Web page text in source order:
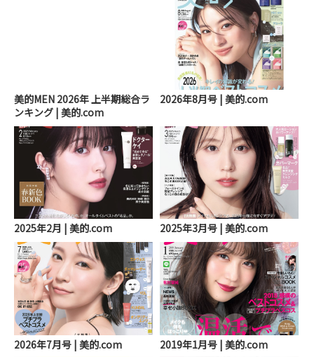
美的MEN 2026年 上半期総合ラ
ンキング | 美的.com
2026年8月号 | 美的.com
2025年2月 | 美的.com 2025年3月号 | 美的.com
2026年7月号 | 美的.com 2019年1月号 | 美的.com